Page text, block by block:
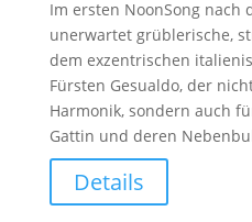
Im ersten NoonSong nach
unerwartet grüblerische,
dem exzentrischen
Fürsten Gesualdo, der
Harmonik, sondern auch
Gattin und deren
Details